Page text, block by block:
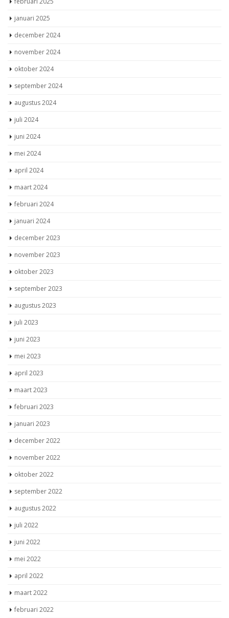
mei 2025
april 2025
maart 2025
februari 2025
januari 2025
december 2024
november 2024
oktober 2024
september 2024
augustus 2024
juli 2024
juni 2024
mei 2024
april 2024
maart 2024
februari 2024
januari 2024
december 2023
november 2023
oktober 2023
september 2023
augustus 2023
juli 2023
juni 2023
mei 2023
april 2023
maart 2023
februari 2023
januari 2023
december 2022
november 2022
oktober 2022
september 2022
augustus 2022
juli 2022
juni 2022
mei 2022